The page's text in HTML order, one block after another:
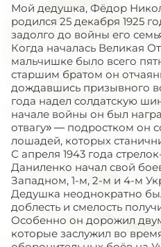
Мой дедушка, Фёдор
родился 25 декабря 1925
задолго до войны его
Когда началась Великая
мальчишке было всего
старшим братом он
дождавшись призывного
года надел солдатскую
начале войны он был
отвагу» — подростком он
лошадей, которых
С апреля 1943 года
Даниленко начал свой
Западном, 1-м, 2-м и 4-м
Дедушка неоднократно
доблесть и смелость
Особенно он дорожил
которые заслужил во